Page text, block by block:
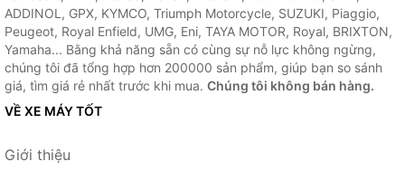
ADDINOL, GPX, KYMCO, Triumph Motorcycle, SUZUKI, Piaggio,
Peugeot, Royal Enfield, UMG, Eni, TAYA MOTOR, Royal, BRIXTON,
Yamaha... Bằng khả năng sẵn có cùng sự nỗ lực không ngừng,
chúng tôi đã tổng hợp hơn 200000 sản phẩm, giúp bạn so sánh
giá, tìm giá rẻ nhất trước khi mua. Chúng tôi không bán hàng.
VỀ XE MÁY TỐT
Giới thiệu